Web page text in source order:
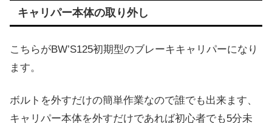
キャリパー本体の取り外し
こちらがBW’S125初期型のブレーキキャリパーになり
ます。
ボルトを外すだけの簡単作業なので誰でも出来ます、
キャリパー本体を外すだけであれば初心者でも5分未